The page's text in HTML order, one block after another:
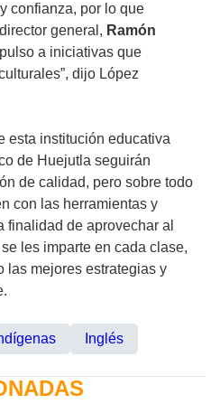
confianza, por lo que
general, Ramón
a iniciativas que
dijo López
esta institución educativa
de Huejutla seguirán
de calidad, pero sobre todo
con las herramientas y
finalidad de aprovechar al
les imparte en cada clase,
las mejores estrategias y
Inglés